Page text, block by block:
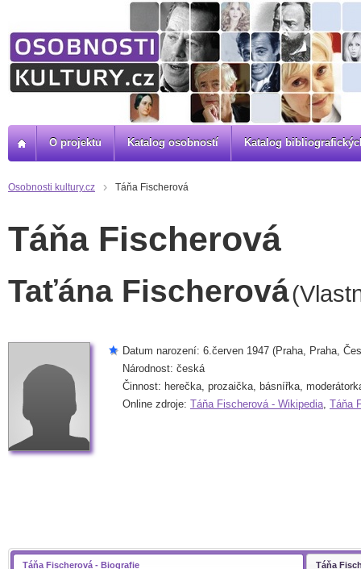
Osobnosti kultury.cz Táňa Fischerová
Táňa Fischerová
Taťána Fischerová
Datum narození: 6.červen 1947 (Praha, Praha,
Národnost: česká
Činnost: herečka, prozaička, básnířka,
Online zdroje: Táňa Fischerová - Wikipedia, Táňa
Táňa Fischerová - Biografie Táňa
O projektu Katalog osobností Katalog